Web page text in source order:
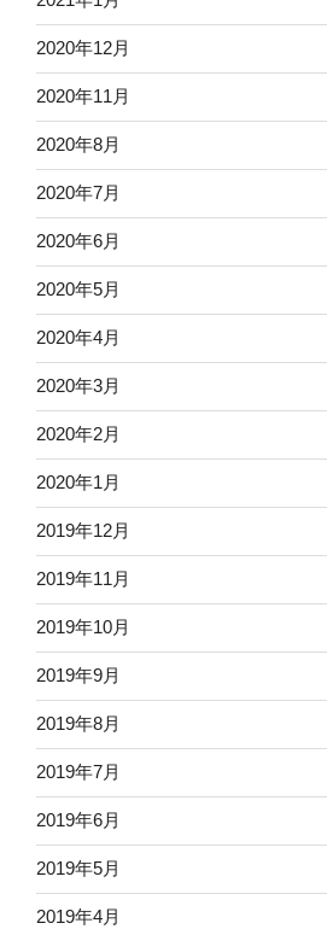
2020年12月
2020年11月
2020年8月
2020年7月
2020年6月
2020年5月
2020年4月
2020年3月
2020年2月
2020年1月
2019年12月
2019年11月
2019年10月
2019年9月
2019年8月
2019年7月
2019年6月
2019年5月
2019年4月